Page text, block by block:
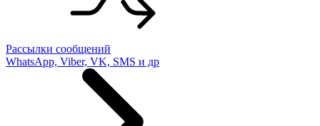
Рассылки сообщений
WhatsApp, Viber, VK, SMS и др